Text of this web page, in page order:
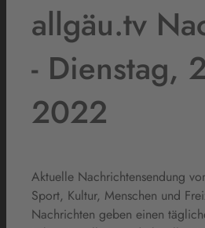
allgäu.tv
- Dienstag,
2022
Aktuelle Nachrichtensendung
Sport, Kultur, Menschen und
Nachrichten geben einen